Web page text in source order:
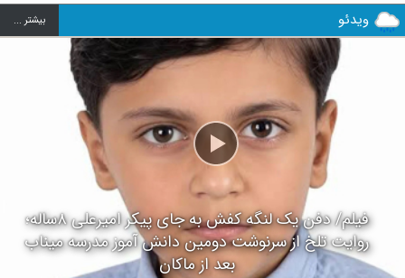
ویدئو بيشتر ...
فیلم/ دفن یک لنگه کفش به جای پیکر امیرعلی ۸ساله؛
روایت تلخ از سرنوشت دومین دانش آموز مدرسه میناب
بعد از ماکان